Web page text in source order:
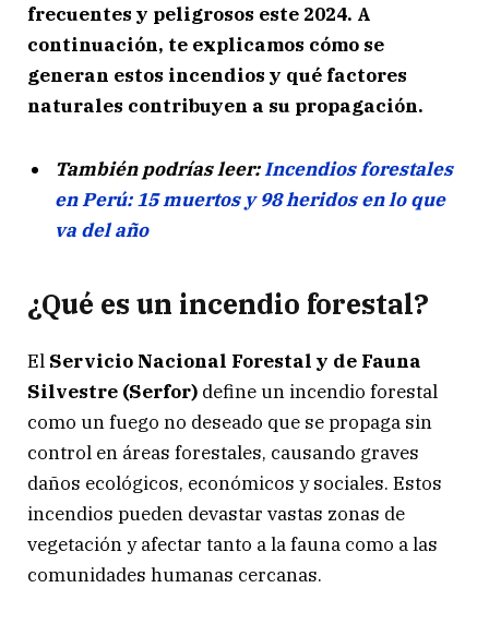
frecuentes y peligrosos este 2024. A
continuación, te explicamos cómo se
generan estos incendios y qué factores
naturales contribuyen a su propagación.
También podrías leer:Incendios forestales
en Perú: 15 muertos y 98 heridos en lo que
va del año
¿Qué es un incendio forestal?
El Servicio Nacional Forestal y de Fauna
Silvestre (Serfor) define un incendio forestal
como un fuego no deseado que se propaga sin
control en áreas forestales, causando graves
daños ecológicos, económicos y sociales. Estos
incendios pueden devastar vastas zonas de
vegetación y afectar tanto a la fauna como a las
comunidades humanas cercanas.